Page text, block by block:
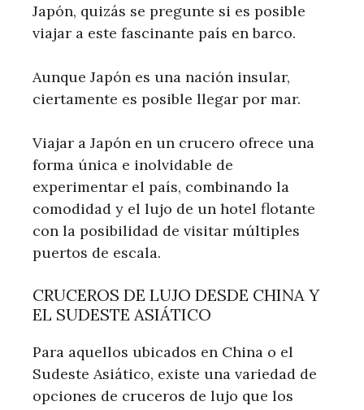
Japón, quizás se pregunte si es posible
viajar a este fascinante país en barco.
Aunque Japón es una nación insular,
ciertamente es posible llegar por mar.
Viajar a Japón en un crucero ofrece una
forma única e inolvidable de
experimentar el país, combinando la
comodidad y el lujo de un hotel flotante
con la posibilidad de visitar múltiples
puertos de escala.
CRUCEROS DE LUJO DESDE CHINA Y
EL SUDESTE ASIÁTICO
Para aquellos ubicados en China o el
Sudeste Asiático, existe una variedad de
opciones de cruceros de lujo que los